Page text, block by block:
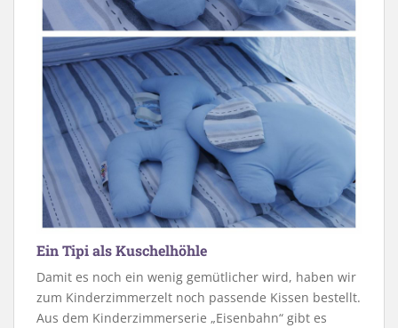
Ein Tipi als Kuschelhöhle
Damit es noch ein wenig gemütlicher wird, haben wir
zum Kinderzimmerzelt noch passende Kissen bestellt.
Aus dem Kinderzimmerserie „Eisenbahn“ gibt es